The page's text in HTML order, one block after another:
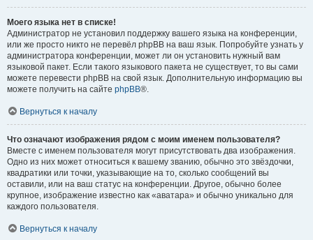
Моего языка нет в списке!
Администратор не установил поддержку вашего языка на конференции,
или же просто никто не перевёл phpBB на ваш язык. Попробуйте узнать у
администратора конференции, может ли он установить нужный вам
языковой пакет. Если такого языкового пакета не существует, то вы сами
можете перевести phpBB на свой язык. Дополнительную информацию вы
можете получить на сайте phpBB®.
Вернуться к началу
Что означают изображения рядом с моим именем пользователя?
Вместе с именем пользователя могут присутствовать два изображения.
Одно из них может относиться к вашему званию, обычно это звёздочки,
квадратики или точки, указывающие на то, сколько сообщений вы
оставили, или на ваш статус на конференции. Другое, обычно более
крупное, изображение известно как «аватара» и обычно уникально для
каждого пользователя.
Вернуться к началу